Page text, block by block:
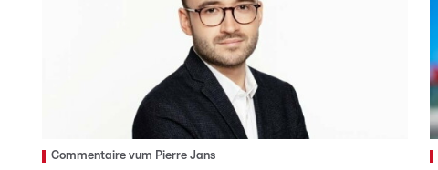
Commentaire vum Pierre Jans